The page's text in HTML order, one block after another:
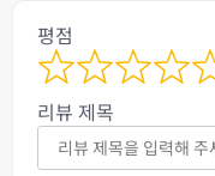
평점
리뷰 제목